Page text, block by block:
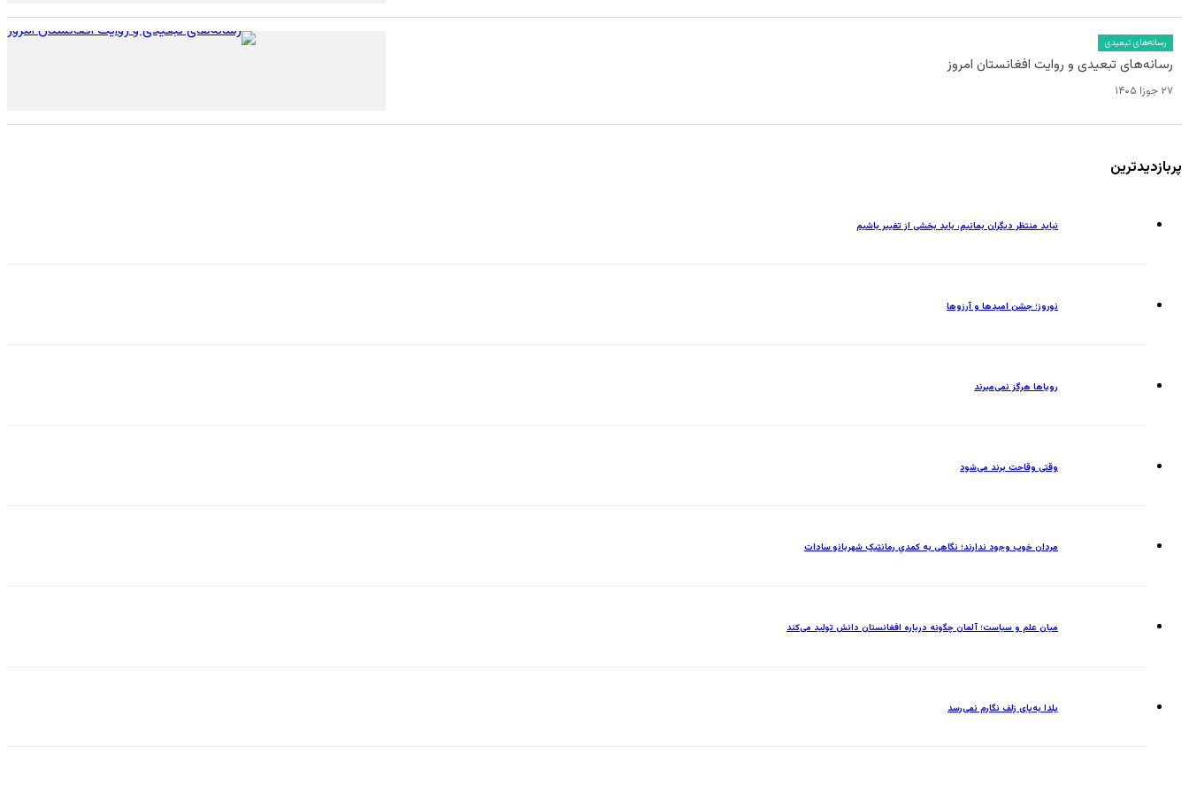
رسانه‌های تبعیدی
رسانه‌های تبعیدی و روایت افغانستان امروز
۲۷ جوزا ۱۴۰۵
پربازدیدترین
نباید منتظر دیگران بمانیم، باید بخشی از تغییر باشیم
نوروز؛ جشن امیدها و آرزوها
رویاها هرگز نمی‌میرند
وقتی وقاحت برند می‌شود
مردان خوب وجود ندارند؛ نگاهی به کمدیِ رمانتیکِ شهربانو سادات
میان علم و سیاست؛ آلمان چگونه درباره افغانستان دانش تولید می‌کند
یلدا به‌پای زلف نگارم نمی‌رسد